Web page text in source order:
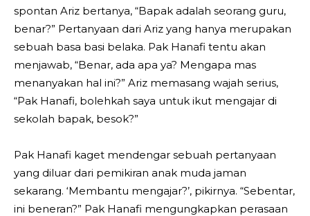
spontan Ariz bertanya, “Bapak adalah seorang guru,
benar?” Pertanyaan dari Ariz yang hanya merupakan
sebuah basa basi belaka. Pak Hanafi tentu akan
menjawab, “Benar, ada apa ya? Mengapa mas
menanyakan hal ini?” Ariz memasang wajah serius,
“Pak Hanafi, bolehkah saya untuk ikut mengajar di
sekolah bapak, besok?”
Pak Hanafi kaget mendengar sebuah pertanyaan
yang diluar dari pemikiran anak muda jaman
sekarang. ‘Membantu mengajar?’, pikirnya. “Sebentar,
ini beneran?” Pak Hanafi mengungkapkan perasaan